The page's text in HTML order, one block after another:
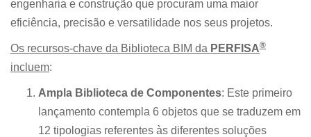
engenharia e construção que procuram uma maior
eficiência, precisão e versatilidade nos seus projetos.
Os recursos-chave da Biblioteca BIM da PERFISA®
incluem:
Ampla Biblioteca de Componentes: Este primeiro
lançamento contempla 6 objetos que se traduzem em
12 tipologias referentes às diferentes soluções